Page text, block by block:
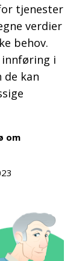
tjenester
verdier
behov.
innføring i
de kan
om